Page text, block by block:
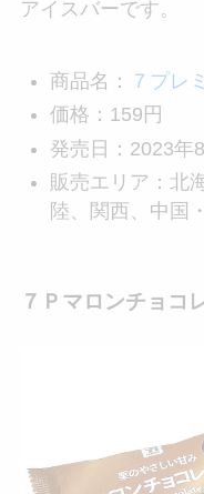
アイスバーです。
商品名：
７プレ
価格：159円
発売日：2023年
販売エリア：北
陸、関西、中国
７Ｐマロンチョコ